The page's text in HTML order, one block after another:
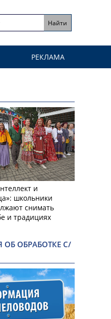
РЕКЛАМА
и
школьники
снимать
и традициях
ОБРАБОТКЕ С/